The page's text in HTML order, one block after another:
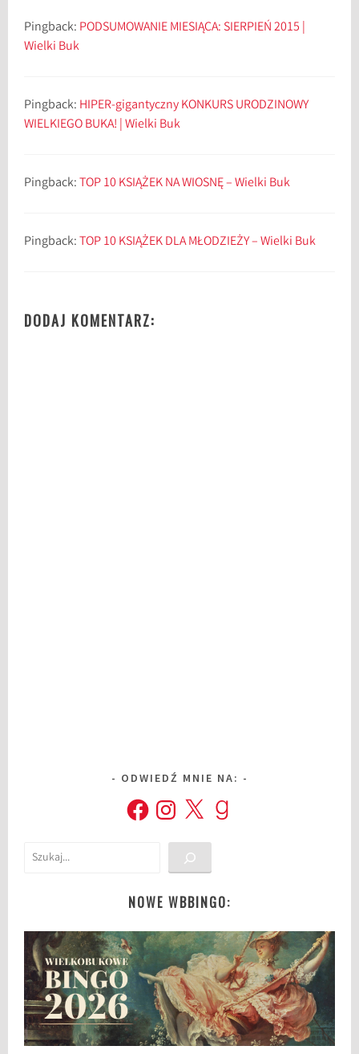
Pingback: PODSUMOWANIE MIESIĄCA: SIERPIEŃ 2015 |
Wielki Buk
Pingback: HIPER-gigantyczny KONKURS URODZINOWY
WIELKIEGO BUKA! | Wielki Buk
Pingback:TOP 10 KSIĄŻEK NA WIOSNĘ – Wielki Buk
Pingback:TOP 10 KSIĄŻEK DLA MŁODZIEŻY – Wielki Buk
DODAJ KOMENTARZ:
ODWIEDŹ MNIE NA:
FacebookInstagram
X Goodreads
Szukaj
NOWE WBBINGO: